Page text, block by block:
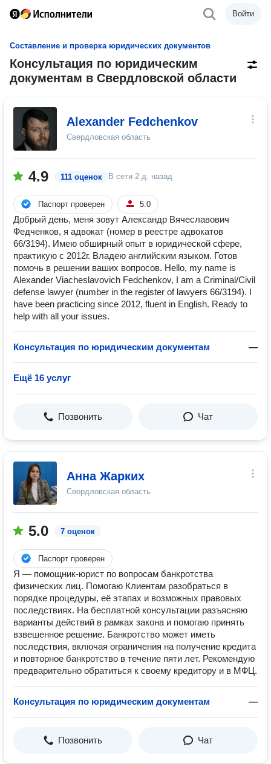
Войти
Составление и проверка юридических документов
Консультация по юридическим
документам в Свердловской области
Alexander Fedchenkov
Свердловская область
4.9 111 оценок В сети 2 д. назад
Паспорт проверен 5.0
Добрый день, меня зовут Александр Вячеславович
Федченков, я адвокат (номер в реестре адвокатов
66/3194). Имею обширный опыт в юридической сфере,
практикую с 2012г. Владею английским языком. Готов
помочь в решении ваших вопросов. Hello, my name is
Alexander Viacheslavovich Fedchenkov, I am a Criminal/Civil
defense lawyer (number in the register of lawyers 66/3194). I
have been practicing since 2012, fluent in English. Ready to
help with all your issues.
Консультация по юридическим документам —
Ещё 16 услуг
Позвонить Чат
Анна Жарких
Свердловская область
5.0 7 оценок
Паспорт проверен
Я — помощник-юрист по вопросам банкротства
физических лиц. Помогаю Клиентам разобраться в
порядке процедуры, её этапах и возможных правовых
последствиях. На бесплатной консультации разъясняю
варианты действий в рамках закона и помогаю принять
взвешенное решение. Банкротство может иметь
последствия, включая ограничения на получение кредита
и повторное банкротство в течение пяти лет. Рекомендую
предварительно обратиться к своему кредитору и в МФЦ.
Консультация по юридическим документам —
Позвонить Чат